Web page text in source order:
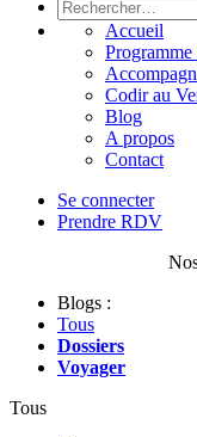
Accueil
Programme
Codir au
Blog
A propos
Contact
Se connecter
Prendre RDV
Blogs :
Tous
Dossiers
Voyager
Tous